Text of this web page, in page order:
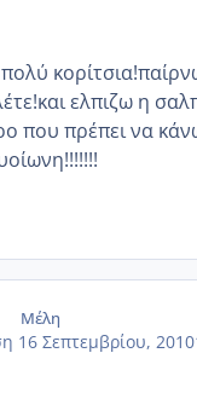
ελπιζω η
που πρέπει να
Μέλη
16 Σεπτεμβρίου, 2010